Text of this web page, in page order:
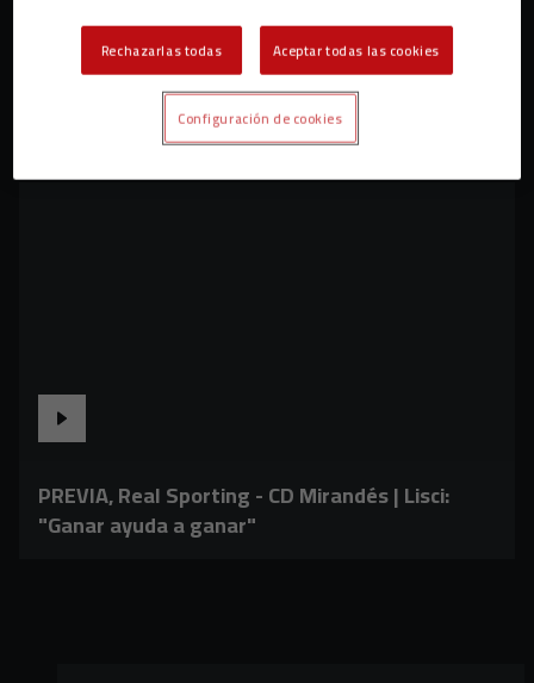
PREVIA, Real Sporting - CD Mirandés | Lisci:
"Ganar ayuda a ganar"
Rechazarlas todas Aceptar todas las cookies
Configuración de cookies